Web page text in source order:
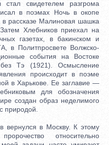
свидетелем разгрома
в поэмах Ночь в окопе
рассказе Малиновая шашка
Хлебников приехал на
газетах, в бакинском и
в Политпросвете Волжско-
события на Востоке
Тэ (1921). Осмысление
происходит в поэме
в Харькове. Ее заглавие —
для обозначения
создан образ неделимого
природой.
в Москву. К этому
относительно